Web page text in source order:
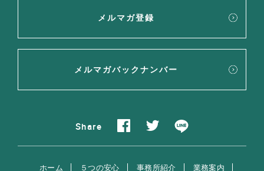
メルマガ登録
メルマガバックナンバー
Share
ホーム ５つの安心 事務所紹介 業務案内